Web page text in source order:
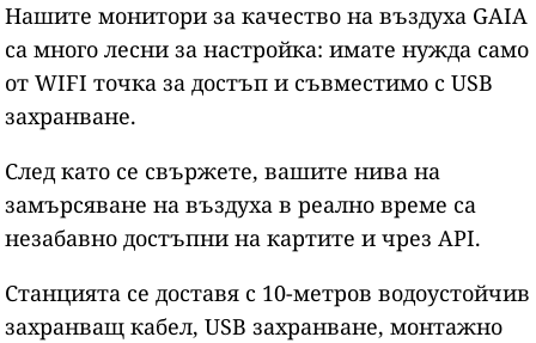
Нашите монитори за качество на въздуха GAIA
са много лесни за настройка: имате нужда само
от WIFI точка за достъп и съвместимо с USB
захранване.
След като се свържете, вашите нива на
замърсяване на въздуха в реално време са
незабавно достъпни на картите и чрез API.
Станцията се доставя с 10-метров водоустойчив
захранващ кабел, USB захранване, монтажно